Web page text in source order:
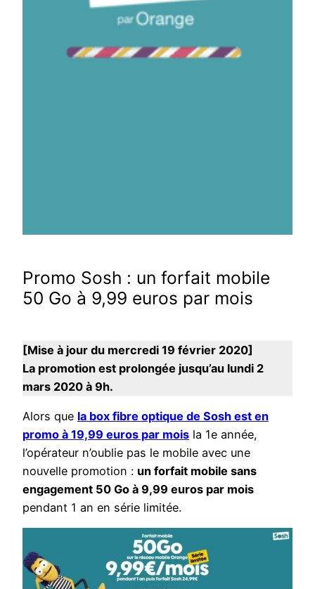
Promo Sosh : un forfait mobile
50 Go à 9,99 euros par mois
[Mise à jour du mercredi 19 février 2020]
La promotion est prolongée jusqu’au lundi 2
mars 2020 à 9h.
Alors que la box fibre optique de Sosh est en
promo à 19,99 euros par mois la 1e année,
l’opérateur n’oublie pas le mobile avec une
nouvelle promotion : un forfait mobile sans
engagement 50 Go à 9,99 euros par mois
pendant 1 an en série limitée.